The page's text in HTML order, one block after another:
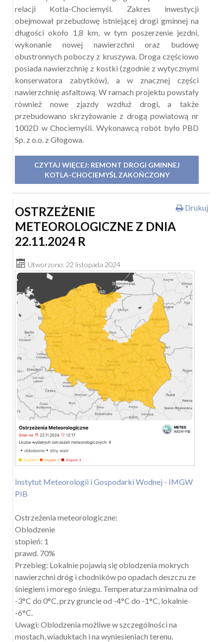
relacji Kotla-Chociemyśl. Zakres inwestycji
obejmował przebudowę istniejącej drogi gminnej na
długości około 1,8 km, w tym poszerzenie jezdni,
wykonanie nowej nawierzchni oraz budowę
obustronnych poboczy z kruszywa. Droga częściowo
posiada nawierzchnię z kostki (zgodnie z wytycznymi
konserwatora zabytków), a w znacznej części
nawierzchnię asfaltową. W ramach projektu powstały
również nowe zjazdy wzdłuż drogi, a także
przebudowano skrzyżowanie z drogą powiatową nr
1002D w Chociemyśli. Wykonawcą robót było PBD
Sp. z o.o. z Głogowa.
CZYTAJ WIĘCEJ: REMONT DROGI GMINNEJ
KOTLA-CHOCIEMYŚL ZAKOŃCZONY
OSTRZEŻENIE
METEOROLOGICZNE Z DNIA
22.11.2024 R
Utworzono: 22 listopada 2024
Drukuj
Instytut Meteorologii i Gospodarki Wodnej - IMGW
PIB
Ostrzeżenia meteorologiczne:
Oblodzenie
stopień: 1
prawd. 70%
Przebieg: Lokalnie pojawią się oblodzenia mokrych
nawierzchni dróg i chodników po opadach deszczu ze
śniegiem i morego śniegu. Temperaturza minimalna od
-3°C do 0°C, przy gruncie od -4°C do -1°C, lokalnie
-6°C.
Uwagi: Oblodzenia możliwe w szczególności na
mostach, wiaduktach i na wyniesieniach terenu.